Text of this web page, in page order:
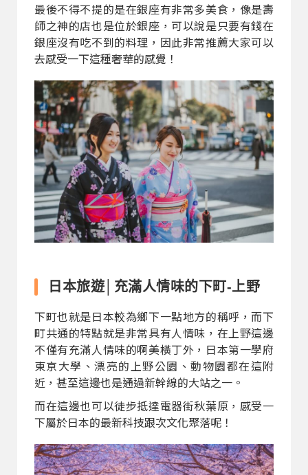
最後不得不提的是在銀座有非常多美食，像是壽
師之神的店也是位於銀座，可以說是只要有錢在
銀座沒有吃不到的料理，因此非常推薦大家可以
去感受一下這種奢華的感覺！
日本旅遊│充滿人情味的下町-上野
下町也就是日本較為鄉下一點地方的稱呼，而下
町共通的特點就是非常具有人情味，在上野這邊
不僅有充滿人情味的啊美橫丁外，日本第一學府
東京大學、漂亮的上野公園、動物園都在這附
近，甚至這邊也是通過新幹線的大站之一。
而在這邊也可以徒步抵達電器街秋葉原，感受一
下屬於日本的最新科技跟次文化聚落呢！